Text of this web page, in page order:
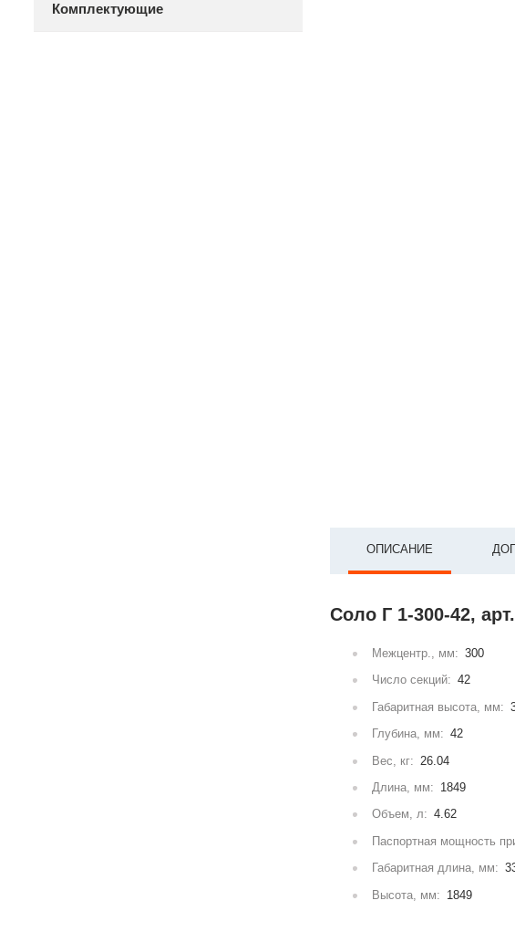
Комплектующие
ОПИСАНИЕ
Соло Г 1-300-42,
Межцентр., мм: 300
Число секций: 42
Габаритная высота, мм:
Глубина, мм: 42
Вес, кг: 26.04
Длина, мм: 1849
Объем, л: 4.62
Паспортная мощность
Габаритная длина, мм:
Высота, мм: 1849